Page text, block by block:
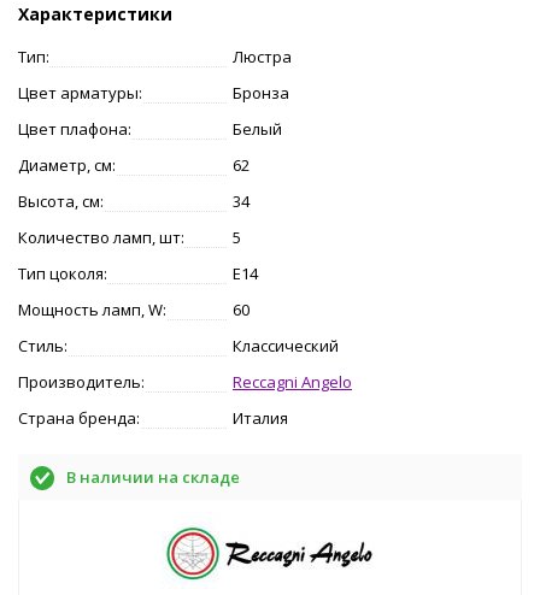
Характеристики
Тип:
Люстра
Цвет арматуры:
Бронза
Цвет плафона:
Белый
Диаметр, см:
62
Высота, см:
34
Количество ламп, шт:
5
Тип цоколя:
E14
Мощность ламп, W:
60
Стиль:
Классический
Производитель:
Reccagni Angelo
Страна бренда:
Италия
В наличии на складе